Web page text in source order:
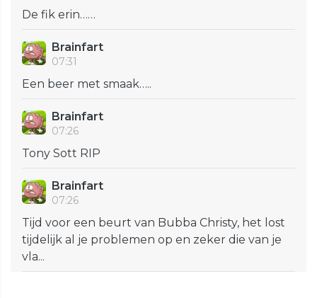
De fik erin……
Brainfart
07:31
Een beer met smaak…..
Brainfart
07:26
Tony Sott RIP
Brainfart
07:26
Tijd voor een beurt van Bubba Christy, het lost
tijdelijk al je problemen op en zeker die van je
vla...